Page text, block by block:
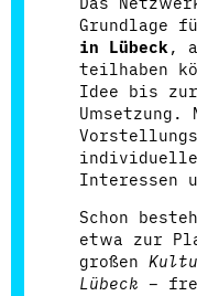
Grundlage
in Lübeck ,
teilhaben
Idee bis zur
Umsetzung.
individuelle
Interessen
Schon
etwa zur
großen
Lübeck –